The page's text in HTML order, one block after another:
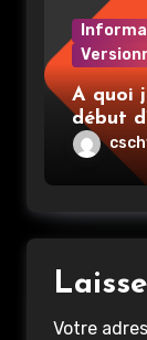
A quoi
début
place
Votre